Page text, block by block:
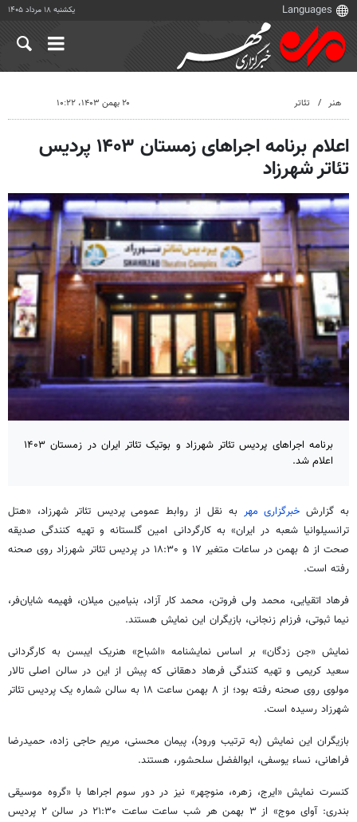
یکشنبه ۱۸ مرداد ۱۴۰۵
هنر تئاتر ۲۰ بهمن ۱۴۰۳، ۱۰:۲۲
اعلام برنامه اجراهای زمستان ۱۴۰۳ پردیس
تئاتر شهرزاد
برنامه اجراهای پردیس تئاتر شهرزاد و بوتیک تئاتر ایران در زمستان ۱۴۰۳
اعلام شد.
به گزارش خبرگزاری مهر به نقل از روابط عمومی پردیس تئاتر شهرزاد، «هتل
ترانسیلوانیا شعبه در ایران» به کارگردانی امین گلستانه و تهیه کنندگی صدیقه
صحت از ۵ بهمن در ساعات متغیر ۱۷ و ۱۸:۳۰ در پردیس تئاتر شهرزاد روی صحنه
رفته است.
فرهاد ‌اتقیایی، محمد ‌ولی ‌فروتن، محمد کار آزاد، بنیامین ‌میلان، فهیمه ‌شایان‌فر،
نیما ‌ثبوتی، فرزام ‌زنجانی، بازیگران این نمایش هستند.
نمایش «جن زدگان» بر اساس نمایشنامه «اشباح» هنریک ایبسن به کارگردانی
سعید کریمی و تهیه کنندگی فرهاد دهقانی که پیش از این در سالن اصلی تالار
مولوی روی صحنه رفته بود؛ از ۸ بهمن ساعت ۱۸ به سالن شماره یک پردیس تئاتر
شهرزاد رسیده است.
بازیگران این نمایش (به ترتیب ورود)، پیمان محسنی، مریم حاجی زاده، حمیدرضا
فراهانی، نساء یوسفی، ابوالفضل سلحشور، هستند.
کنسرت نمایش «ایرج، زهره، منوچهر» نیز در دور سوم اجراها با «گروه موسیقی
بندری: آوای موج» از ۳ بهمن هر شب ساعت ساعت ۲۱:۳۰ در سالن ۲ پردیس